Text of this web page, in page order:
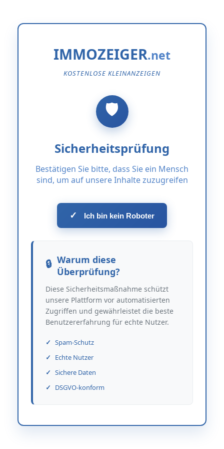
IMMOZEIGER
KOSTENLOSE KLEINANZEIGEN
Sicherheitsprüfung
Bestätigen Sie bitte, dass Sie ein Mensch
sind, um auf unsere Inhalte zuzugreifen
✓ Ich bin kein Roboter
Warum diese
Überprüfung?
Diese Sicherheitsmaßnahme schützt
unsere Plattform vor automatisierten
Zugriffen und gewährleistet die beste
Benutzererfahrung für echte Nutzer.
Spam-Schutz
Echte Nutzer
Sichere Daten
DSGVO-konform